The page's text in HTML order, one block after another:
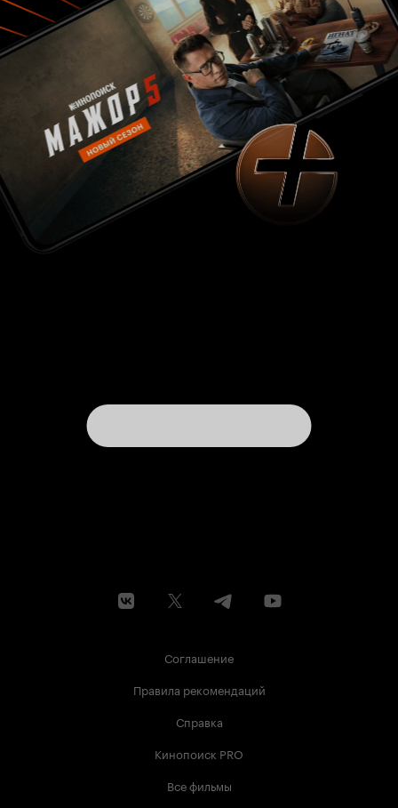
Соглашение
Правила рекомендаций
Справка
Кинопоиск PRO
Все фильмы